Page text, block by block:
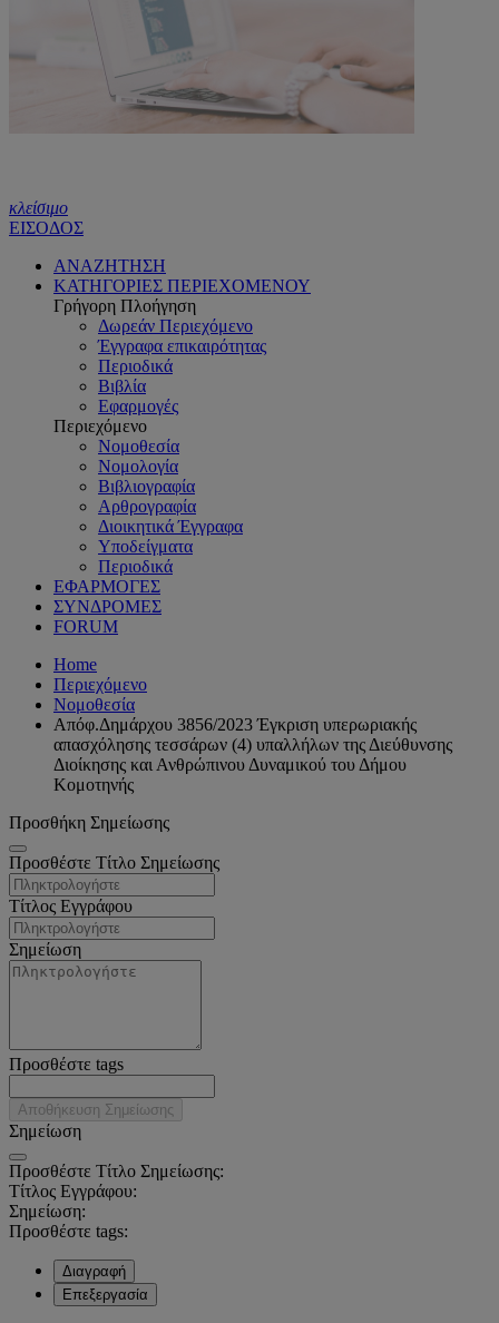
κλείσιμο
ΕΙΣΟΔΟΣ
ΑΝΑΖΗΤΗΣΗ
ΚΑΤΗΓΟΡΙΕΣ ΠΕΡΙΕΧΟΜΕΝΟΥ
Γρήγορη Πλοήγηση
Δωρεάν Περιεχόμενο
Έγγραφα επικαιρότητας
Περιοδικά
Βιβλία
Εφαρμογές
Περιεχόμενο
Νομοθεσία
Νομολογία
Βιβλιογραφία
Αρθρογραφία
Διοικητικά Έγγραφα
Υποδείγματα
Περιοδικά
ΕΦΑΡΜΟΓΕΣ
ΣΥΝΔΡΟΜΕΣ
FORUM
Home
Περιεχόμενο
Νομοθεσία
Απόφ.Δημάρχου 3856/2023 Έγκριση υπερωριακής
απασχόλησης τεσσάρων (4) υπαλλήλων της Διεύθυνσης
Διοίκησης και Ανθρώπινου Δυναμικού του Δήμου
Κομοτηνής
Προσθήκη Σημείωσης
Προσθέστε Τίτλο Σημείωσης
Τίτλος Εγγράφου
Σημείωση
Προσθέστε tags
Αποθήκευση Σημείωσης
Σημείωση
Προσθέστε Τίτλο Σημείωσης:
Τίτλος Εγγράφου:
Σημείωση:
Προσθέστε tags:
Διαγραφή
Επεξεργασία